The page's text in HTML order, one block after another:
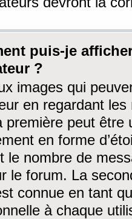
puis-je
?
images qui
en regardant
première peut être
en forme
le nombre de
le forum. La
connue en tant
à chaque